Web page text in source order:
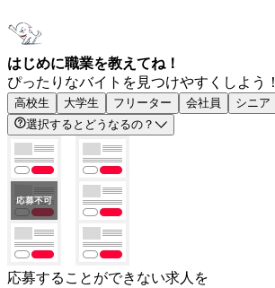
はじめに職業を教えてね！
ぴったりなバイトを見つけやすくしよう！
高校生 大学生 フリーター 会社員 シニア
選択するとどうなるの？
応募することができない求人を